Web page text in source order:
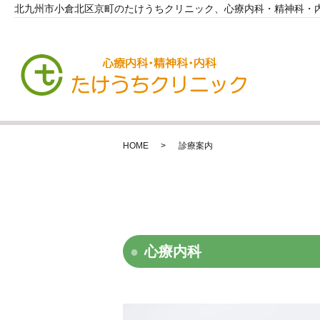
北九州市小倉北区京町のたけうちクリニック、心療内科・精神科
HOME 診療案内
心療内科